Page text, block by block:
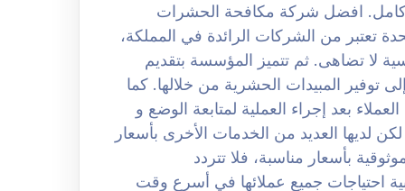
كامل. افضل شركة مكافحة الحشرات
المتحدة تعتبر من الشركات الرائدة في المملكة،
لا تضاهى. ثم تتميز المؤسسة بتقديم
توفير المبيدات الحشرية من خلالها. كما
بعد إجراء العملية لمتابعة الوضع و
لديها العديد من الخدمات الأخرى بأسعار
بأسعار مناسبة، فلا تتردد
احتياجات جميع عملائها في أسرع وقت